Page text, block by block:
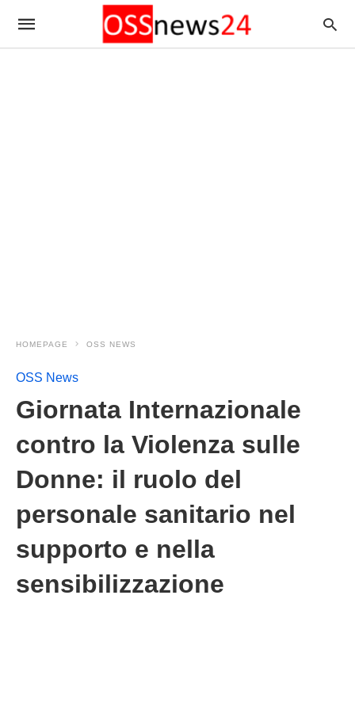
HOMEPAGE OSS NEWS
OSS News
Giornata Internazionale
contro la Violenza sulle
Donne: il ruolo del
personale sanitario nel
supporto e nella
sensibilizzazione